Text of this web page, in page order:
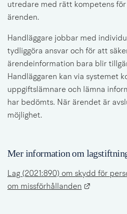
utredare med rätt kompetens för
ärenden.
Handläggare jobbar med
tydliggöra ansvar och för att
ärendeinformation bara blir
Handläggaren kan via systemet
uppgiftslämnare och lämna
har bedömts. När ärendet är
möjlighet.
Mer information om
Lag (2021:890) om skydd för
om missförhållanden